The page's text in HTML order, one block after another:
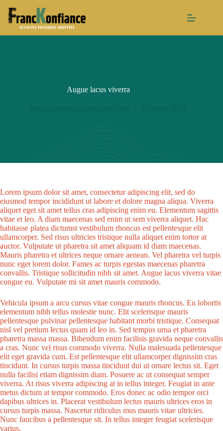
contenu
Augue lacus viverra
Lorem ipsum dolor sit amet, consectetur adipiscing elit, sed do
eiusmod tempor incididunt ut labore et dolore magna aliqua. Viverra
aliquet eget sit amet tellus cras adipiscing enim eu. Elementum sagittis
vitae et leo. A diam maecenas sed enim ut sem viverra aliquet. Hac
habitasse platea dictumst vestibulum rhoncus est pellentesque elit
ullamcorper. Sed risus ultricies tristique nulla aliquet enim tortor at
auctor. Vulputate ut pharetra sit amet aliquam id diam maecenas.
Mauris pharetra et ultrices neque ornare aenean. Vel pharetra vel turpis
nunc eget lorem dolor. Fames ac turpis egestas maecenas pharetra
convallis. Tristique sollicitudin nibh sit amet. Augue lacus viverra vitae
congue eu. Vulputate mi sit amet mauris commodo.
Vehicula ipsum a arcu cursus vitae congue mauris rhoncus. Eu lobortis
elementum nibh tellus molestie nunc. Elit scelerisque mauris
pellentesque pulvinar pellentesque habitant morbi tristique. Consequat
nisl vel pretium lectus quam id leo in. Sed tempus urna et pharetra
pharetra massa massa. Bibendum enim facilisis gravida neque convallis
a cras. Nunc vel risus commodo viverra. Nulla malesuada pellentesque
elit eget gravida cum. Est pellentesque elit ullamcorper dignissim cras
tincidunt. In cursus turpis massa tincidunt dui ut ornare lectus sit. Eget
nulla facilisi etiam dignissim diam. Posuere ac ut consequat semper
viverra. At risus viverra adipiscing at in tellus integer. Feugiat in ante
metus dictum at tempor commodo. Eros donec ac odio tempor orci
dapibus ultrices in. Placerat vestibulum lectus mauris ultrices eros in
cursus turpis massa. Nascetur ridiculus mus mauris vitae ultricies.
Nunc faucibus a pellentesque sit. In tellus integer feugiat scelerisque
varius.